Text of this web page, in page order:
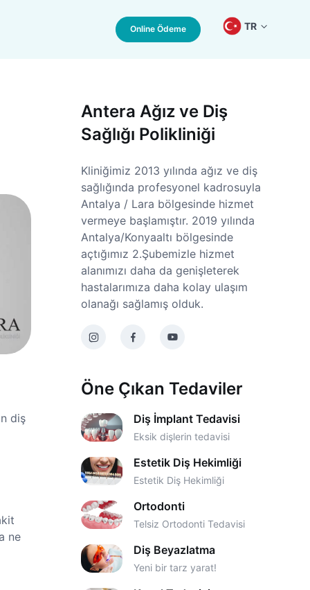
Online Ödeme TR
diş
ne
Antera Ağız ve Diş
Sağlığı Polikliniği
Kliniğimiz 2013 yılında ağız ve diş
sağlığında profesyonel kadrosuyla
Antalya / Lara bölgesinde hizmet
vermeye başlamıştır. 2019 yılında
Antalya/Konyaaltı bölgesinde
açtığımız 2.Şubemizle hizmet
alanımızı daha da genişleterek
hastalarımıza daha kolay ulaşım
olanağı sağlamış olduk.
Öne Çıkan Tedaviler
Diş İmplant Tedavisi
Eksik dişlerin tedavisi
Estetik Diş Hekimliği
Estetik Diş Hekimliği
Ortodonti
Telsiz Ortodonti Tedavisi
Diş Beyazlatma
Yeni bir tarz yarat!